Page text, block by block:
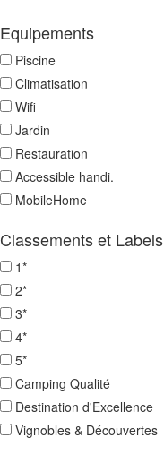
Equipements
Piscine
Climatisation
Wifi
Jardin
Restauration
Accessible handi.
MobileHome
Classements et Labels
1*
2*
3*
4*
5*
Camping Qualité
Destination d'Excellence
Vignobles & Découvertes